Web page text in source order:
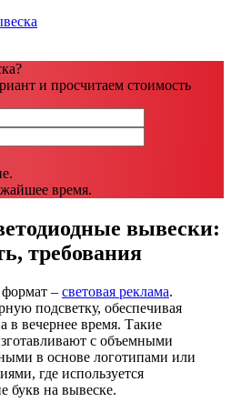
и просчитаем стоимость
время.
вывески:
требования
– световая реклама.
подсветку, обеспечивая
в вечернее время. Такие
с объемными
в основе логотипами или
где используется
букв на вывеске.